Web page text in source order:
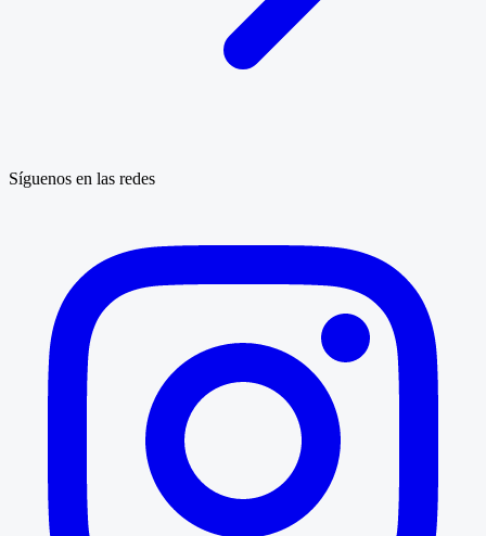
Síguenos en las redes